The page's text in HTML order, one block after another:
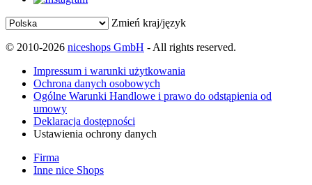
Zmień kraj/język
© 2010-2026 niceshops GmbH - All rights reserved.
Impressum i warunki użytkowania
Ochrona danych osobowych
Ogólne Warunki Handlowe i prawo do odstąpienia od
umowy
Deklaracja dostępności
Ustawienia ochrony danych
Firma
Inne nice Shops